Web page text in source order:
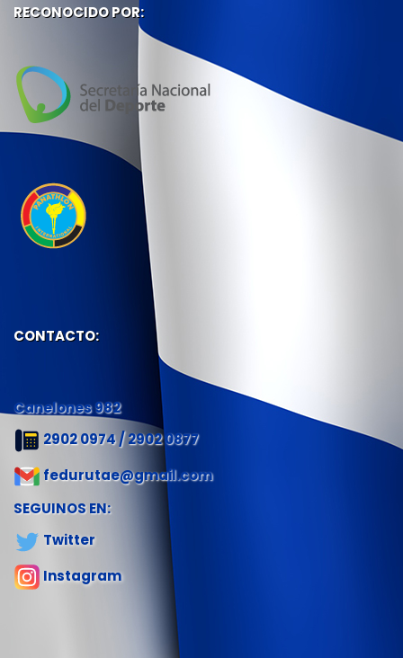
RECONOCIDO POR:
CONTACTO:
Canelones 982
2902 0974 / 2902 0877
fedurutae@gmail.com
SEGUINOS EN:
Twitter
Instagram